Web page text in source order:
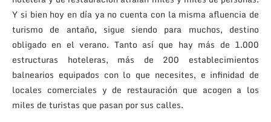
Y si bien hoy en día ya no cuenta con la misma afluencia de
turismo de antaño, sigue siendo para muchos, destino
obligado en el verano. Tanto así que hay más de 1.000
estructuras hoteleras, más de 200 establecimientos
balnearios equipados con lo que necesites, e infinidad de
locales comerciales y de restauración que acogen a los
miles de turistas que pasan por sus calles.